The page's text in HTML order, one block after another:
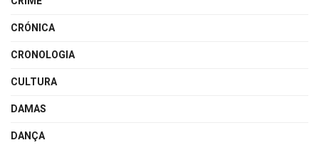
CRÓNICA
CRONOLOGIA
CULTURA
DAMAS
DANÇA